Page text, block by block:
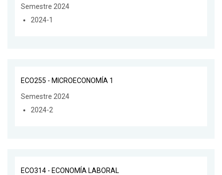
Semestre 2024
2024-1
ECO255 - MICROECONOMÍA 1
Semestre 2024
2024-2
ECO314 - ECONOMÍA LABORAL